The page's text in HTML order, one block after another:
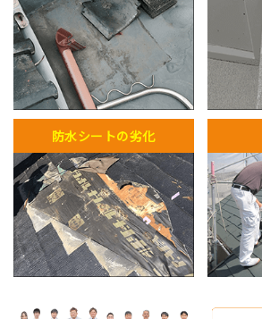
防水シートの劣化